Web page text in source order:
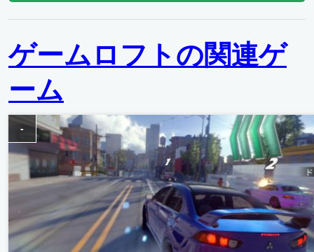
ゲームロフトの関連ゲ
ーム
-